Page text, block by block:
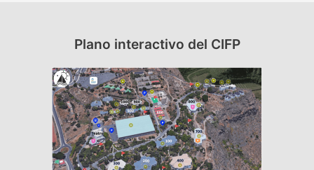
Plano interactivo del CIFP